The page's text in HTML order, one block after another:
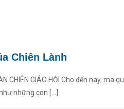
Chiên Lành
CHIÊN GIÁO HỘI Cho đến nay, ma
những con […]